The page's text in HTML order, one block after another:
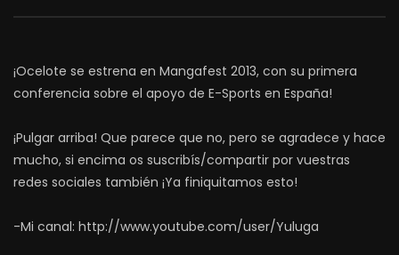
¡Ocelote se estrena en Mangafest 2013, con su primera
conferencia sobre el apoyo de E-Sports en España!
¡Pulgar arriba! Que parece que no, pero se agradece y hace
mucho, si encima os suscribís/compartir por vuestras
redes sociales también ¡Ya finiquitamos esto!
-Mi canal: http://www.youtube.com/user/Yuluga